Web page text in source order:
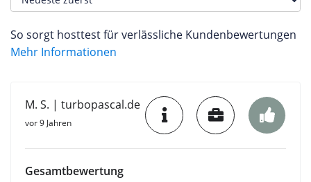
So sorgt hosttest für verlässliche Kundenbewertungen
Mehr Informationen
M. S. | turbopascal.de
vor 9 Jahren
Gesamtbewertung